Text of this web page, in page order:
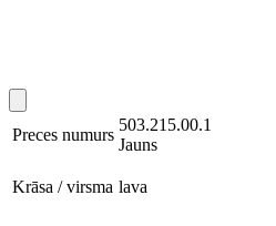
Preces numurs
503.215.00.1
Jauns
Krāsa / virsma lava